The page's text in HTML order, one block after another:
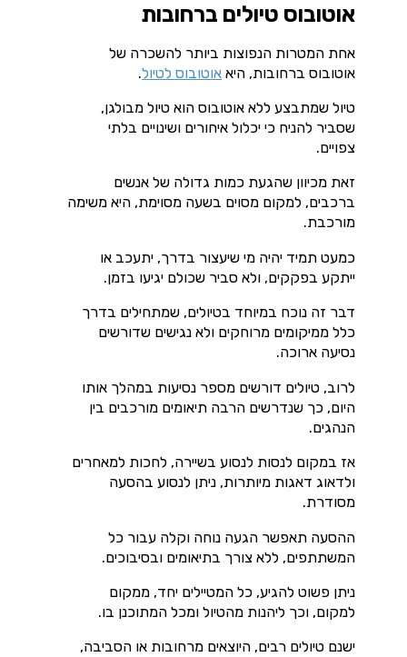
אוטובוס טיולים ברחובות
אחת המטרות הנפוצות ביותר להשכרה של
אוטובוס ברחובות, היא אוטובוס לטיול.
טיול שמתבצע ללא אוטובוס הוא טיול מבולגן,
שסביר להניח כי יכלול איחורים ושינויים בלתי
צפויים.
זאת מכיוון שהגעת כמות גדולה של אנשים
ברכבים, למקום מסוים בשעה מסוימת, היא משימה
מורכבת.
כמעט תמיד יהיה מי שיעצור בדרך, יתעכב או
ייתקע בפקקים, ולא סביר שכולם יגיעו בזמן.
דבר זה נוכח במיוחד בטיולים, שמתחילים בדרך
כלל ממיקומים מרוחקים ולא נגישים שדורשים
נסיעה ארוכה.
לרוב, טיולים דורשים מספר נסיעות במהלך אותו
היום, כך שנדרשים הרבה תיאומים מורכבים בין
הנהגים.
אז במקום לנסות לנסוע בשיירה, לחכות למאחרים
ולדאוג דאגות מיותרות, ניתן לנסוע בהסעה
מסודרת.
ההסעה תאפשר הגעה נוחה וקלה עבור כל
המשתתפים, ללא צורך בתיאומים ובסיבוכים.
ניתן פשוט להגיע, כל המטיילים יחד, ממקום
למקום, וכך ליהנות מהטיול ומכל המתוכנן בו.
ישנם טיולים רבים, היוצאים מרחובות או הסביבה,